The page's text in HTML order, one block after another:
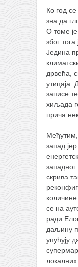
Ко год
зна да
О томе
због тога
Једина
дрвећа,
утицаја.
записе
хиљада
прича
запад
скрива
се на
ради
даљину
упућују
локалних